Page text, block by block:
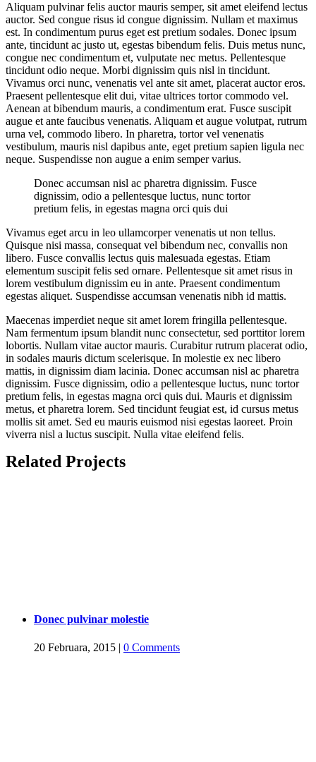
Aliquam pulvinar felis auctor mauris semper, sit amet eleifend lectus
auctor. Sed congue risus id congue dignissim. Nullam et maximus
est. In condimentum purus eget est pretium sodales. Donec ipsum
ante, tincidunt ac justo ut, egestas bibendum felis. Duis metus nunc,
congue nec condimentum et, vulputate nec metus. Pellentesque
tincidunt odio neque. Morbi dignissim quis nisl in tincidunt.
Vivamus orci nunc, venenatis vel ante sit amet, placerat auctor eros.
Praesent pellentesque elit dui, vitae ultrices tortor commodo vel.
Aenean at bibendum mauris, a condimentum erat. Fusce suscipit
augue et ante faucibus venenatis. Aliquam et augue volutpat, rutrum
urna vel, commodo libero. In pharetra, tortor vel venenatis
vestibulum, mauris nisl dapibus ante, eget pretium sapien ligula nec
neque. Suspendisse non augue a enim semper varius.
Donec accumsan nisl ac pharetra dignissim. Fusce
dignissim, odio a pellentesque luctus, nunc tortor
pretium felis, in egestas magna orci quis dui
Vivamus eget arcu in leo ullamcorper venenatis ut non tellus.
Quisque nisi massa, consequat vel bibendum nec, convallis non
libero. Fusce convallis lectus quis malesuada egestas. Etiam
elementum suscipit felis sed ornare. Pellentesque sit amet risus in
lorem vestibulum dignissim eu in ante. Praesent condimentum
egestas aliquet. Suspendisse accumsan venenatis nibh id mattis.
Maecenas imperdiet neque sit amet lorem fringilla pellentesque.
Nam fermentum ipsum blandit nunc consectetur, sed porttitor lorem
lobortis. Nullam vitae auctor mauris. Curabitur rutrum placerat odio,
in sodales mauris dictum scelerisque. In molestie ex nec libero
mattis, in dignissim diam lacinia. Donec accumsan nisl ac pharetra
dignissim. Fusce dignissim, odio a pellentesque luctus, nunc tortor
pretium felis, in egestas magna orci quis dui. Mauris et dignissim
metus, et pharetra lorem. Sed tincidunt feugiat est, id cursus metus
mollis sit amet. Sed eu mauris euismod nisi egestas laoreet. Proin
viverra nisl a luctus suscipit. Nulla vitae eleifend felis.
Related Projects
Donec pulvinar molestie
20 Februara, 2015 | 0 Comments